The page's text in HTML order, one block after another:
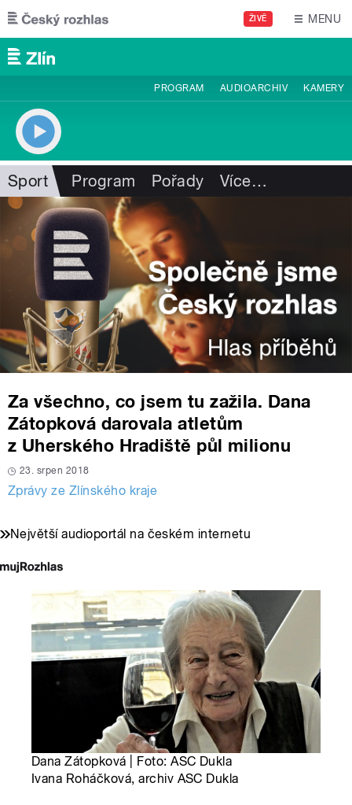
Přejít k hlavnímu obsahu
ŽIVĚ MENU
PROGRAM AUDIOARCHIV KAMERY
Sport Program Pořady Více…
Za všechno, co jsem tu zažila. Dana
Zátopková darovala atletům
z Uherského Hradiště půl milionu
23. srpen 2018
Zprávy ze Zlínského kraje
Největší audioportál na českém internetu
Dana Zátopková | Foto: ASC Dukla
Ivana Roháčková, archiv ASC Dukla